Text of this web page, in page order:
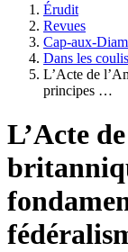
Érudit
Revues
Cap-aux-
Dans les
L’Acte de
principes …
L’Acte